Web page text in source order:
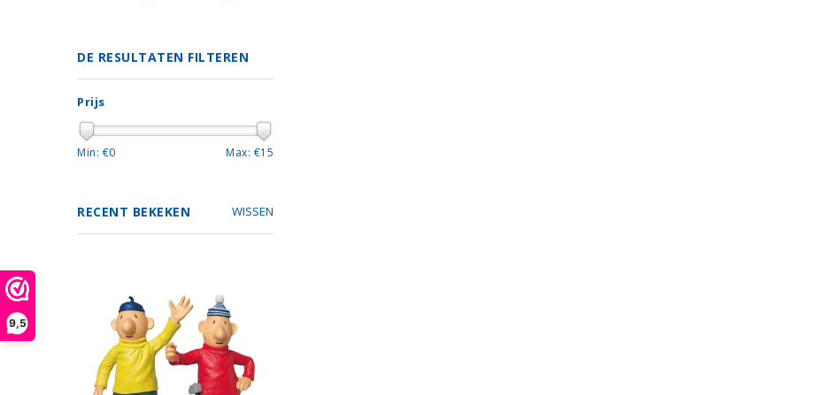
9,5
DE RESULTATEN FILTEREN
Prijs
Min: €0 Max: €15
RECENT BEKEKEN WISSEN